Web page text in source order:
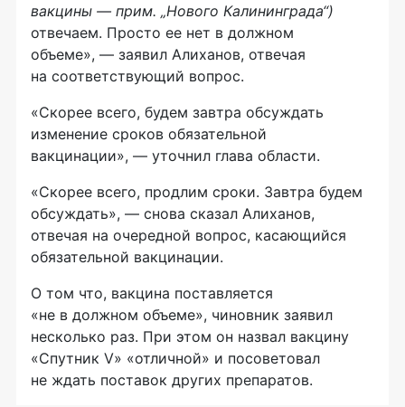
вакцины — прим. „Нового Калининграда“)
отвечаем. Просто ее нет в должном
объеме», — заявил Алиханов, отвечая
на соответствующий вопрос.
«Скорее всего, будем завтра обсуждать
изменение сроков обязательной
вакцинации», — уточнил глава области.
«Скорее всего, продлим сроки. Завтра будем
обсуждать», — снова сказал Алиханов,
отвечая на очередной вопрос, касающийся
обязательной вакцинации.
О том что, вакцина поставляется
«не в должном объеме», чиновник заявил
несколько раз. При этом он назвал вакцину
«Спутник V» «отличной» и посоветовал
не ждать поставок других препаратов.